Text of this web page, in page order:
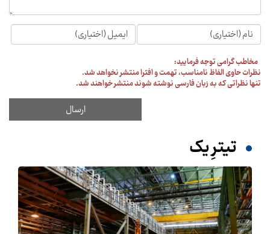
مخاطب گرامی توجه فرمایید:
نظرات حاوی الفاظ نامناسب، تهمت و افترا منتشر نخواهد شد.
تنها نظراتی که به زبان فارسی نوشته شوند منتشر خواهند شد.
تیترِ یک